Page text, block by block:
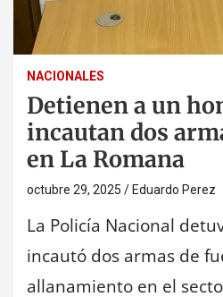
NACIONALES
Detienen a un
incautan dos
en La Romana
octubre 29, 2025 Eduardo Perez
La Policía Nacional
incautó dos armas de
allanamiento en el